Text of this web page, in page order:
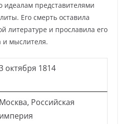
идеалам представителями
Его смерть оставила
литературе и прославила его
и мыслителя.
октября 1814
Москва, Российская
империя